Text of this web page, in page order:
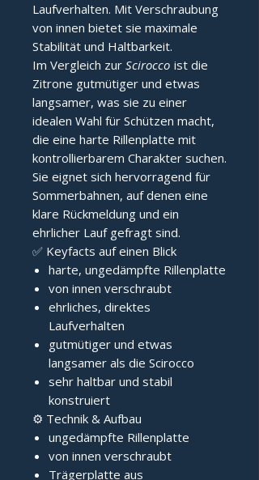
Laufverhalten. Mit Verschraubung
von innen bietet sie maximale
Stabilität und Haltbarkeit.
Im Vergleich zur Scirocco ist die
Zitrone gutmütiger und etwas
langsamer, was sie zu einer
idealen Wahl für Schützen macht,
die eine harte Rillenplatte mit
kontrollierbarem Charakter suchen.
Sie eignet sich hervorragend für
Sommerbahnen, auf denen eine
klare Rückmeldung und ein
ehrlicher Lauf gefragt sind.
✅ Keyfacts auf einen Blick
harte, ungedämpfte Rillenplatte
von innen verschraubt
ehrliches, direktes
Laufverhalten
gutmütiger und etwas
langsamer als die Scirocco
sehr haltbar und stabil
konstruiert
⚙️ Technik & Aufbau
ungedämpfte Rillenplatte
von innen verschraubt
Trägerplatte aus